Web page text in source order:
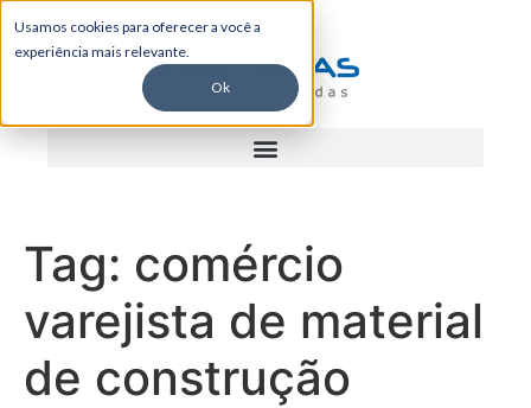
Usamos cookies para oferecer a você a
experiência mais relevante.
Ok
Tag: comércio
varejista de material
de construção